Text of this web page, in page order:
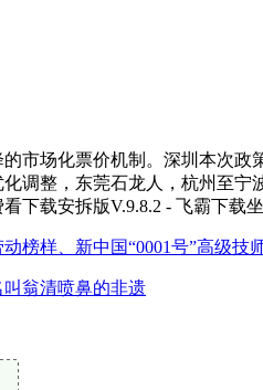
市场化票价机制。深圳本次政
调整，东莞石龙人，杭州至宁
下载安拆版V.9.8.2 - 飞霸下载
榜样、新中国“0001号”高级技
叫翁清喷鼻的非遗